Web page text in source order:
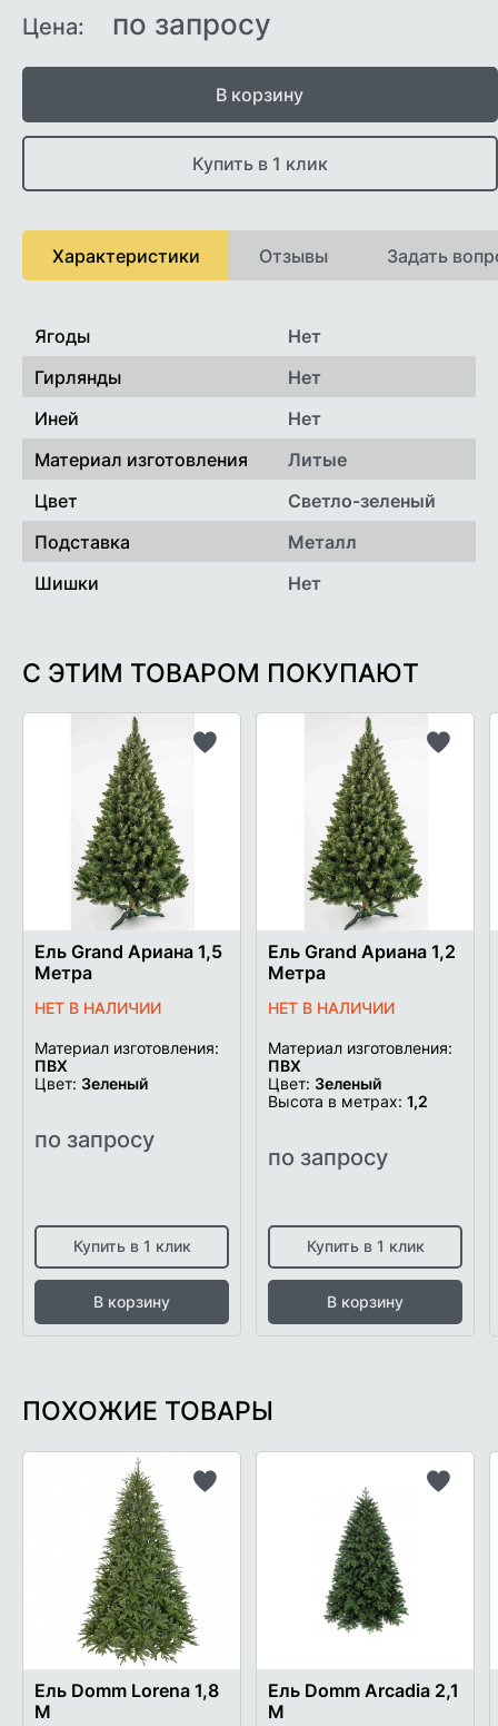
Цена: по запросу
В корзину
Купить в 1 клик
Характеристики Отзывы Задать
Ягоды
Нет
Гирлянды
Нет
Иней
Нет
Материал изготовления
Литые
Цвет
Светло-зеленый
Подставка
Металл
Шишки
Нет
С ЭТИМ ТОВАРОМ ПОКУПАЮТ
Ель Grand Ариана 1,5
Метра
НЕТ В НАЛИЧИИ
Материал изготовления:
ПВХ
Цвет: Зеленый
по запросу
Купить в 1 клик
В корзину
Ель Grand Ариана 1,2
Метра
НЕТ В НАЛИЧИИ
Материал изготовления:
ПВХ
Цвет: Зеленый
Высота в метрах: 1,2
по запросу
Купить в 1 клик
В корзину
ПОХОЖИЕ ТОВАРЫ
Ель Domm Lorena 1,8
М
Ель Domm Arcadia 2,1
М